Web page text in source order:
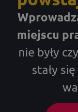
miejscu
nie były
stały